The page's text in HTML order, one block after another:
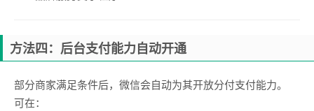
方法四：后台支付能力自动开通
部分商家满足条件后，微信会自动为其开放分付支付能力。
可在：